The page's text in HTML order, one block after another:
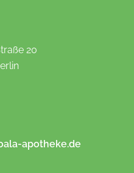
20
apotheke.de